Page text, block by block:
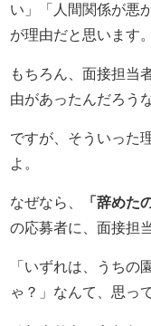
い」「人間関係が悪
が理由だと思います。
もちろん、面接担当
由があったんだろう
ですが、そういった
よ。
なぜなら、 「辞めた
の応募者に、面接担
「いずれは、うちの
ゃ？」なんて、思っ